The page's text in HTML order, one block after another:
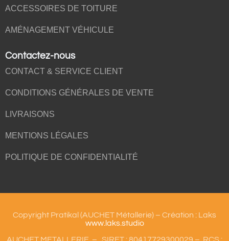
ACCESSOIRES DE TOITURE
AMÉNAGEMENT VÉHICULE
Contactez-nous
CONTACT & SERVICE CLIENT
CONDITIONS GÉNÉRALES DE VENTE
LIVRAISONS
MENTIONS LÉGALES
POLITIQUE DE CONFIDENTIALITÉ
Copyright Pratikal (AUCHET Métallerie) – Création : Laks
www.laks.studio